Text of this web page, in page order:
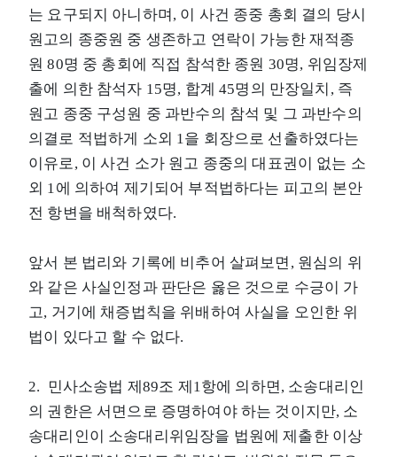
는 요구되지 아니하며, 이 사건 종중 총회 결의 당시
원고의 종중원 중 생존하고 연락이 가능한 재적종
원 80명 중 총회에 직접 참석한 종원 30명, 위임장제
출에 의한 참석자 15명, 합계 45명의 만장일치, 즉
원고 종중 구성원 중 과반수의 참석 및 그 과반수의
의결로 적법하게 소외 1을 회장으로 선출하였다는
이유로, 이 사건 소가 원고 종중의 대표권이 없는 소
외 1에 의하여 제기되어 부적법하다는 피고의 본안
전 항변을 배척하였다.
앞서 본 법리와 기록에 비추어 살펴보면, 원심의 위
와 같은 사실인정과 판단은 옳은 것으로 수긍이 가
고, 거기에 채증법칙을 위배하여 사실을 오인한 위
법이 있다고 할 수 없다.
2. 민사소송법 제89조 제1항에 의하면, 소송대리인
의 권한은 서면으로 증명하여야 하는 것이지만, 소
송대리인이 소송대리위임장을 법원에 제출한 이상